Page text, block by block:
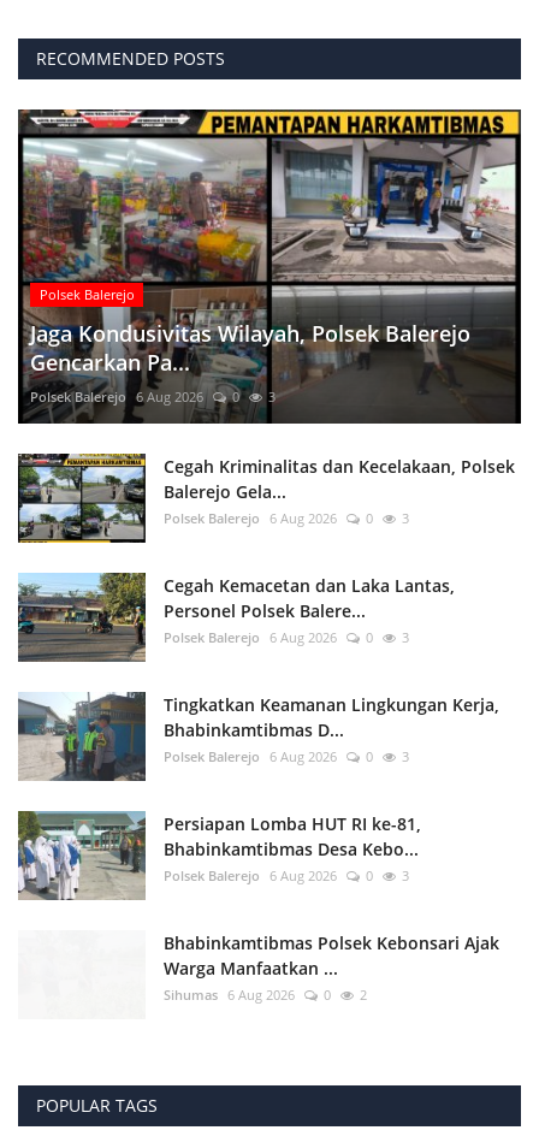
RECOMMENDED POSTS
Polsek Balerejo
Jaga Kondusivitas Wilayah, Polsek Balerejo
Gencarkan Pa...
Polsek Balerejo 6 Aug 2026 0 3
Cegah Kriminalitas dan Kecelakaan, Polsek
Balerejo Gela...
Polsek Balerejo 6 Aug 2026 0 3
Cegah Kemacetan dan Laka Lantas,
Personel Polsek Balere...
Polsek Balerejo 6 Aug 2026 0 3
Tingkatkan Keamanan Lingkungan Kerja,
Bhabinkamtibmas D...
Polsek Balerejo 6 Aug 2026 0 3
Persiapan Lomba HUT RI ke-81,
Bhabinkamtibmas Desa Kebo...
Polsek Balerejo 6 Aug 2026 0 3
Bhabinkamtibmas Polsek Kebonsari Ajak
Warga Manfaatkan ...
Sihumas 6 Aug 2026 0 2
POPULAR TAGS